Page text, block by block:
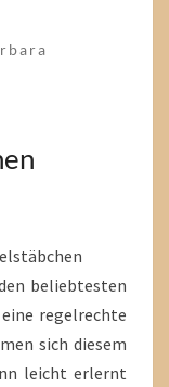
beliebtesten
regelrechte
sich diesem
leicht erlernt